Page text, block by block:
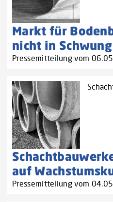
Markt für
nicht in Schwung
Pressemitteilung vom
auf
Pressemitteilung vom